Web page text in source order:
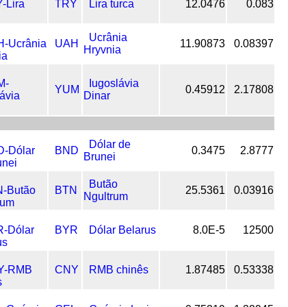
TRY Lira turca 12.0476 0.083
UAH
Ucrânia
Hryvnia
11.90873 0.08397
YUM
Iugoslávia
Dinar
0.45912 2.17808
BND
Dólar de
Brunei
0.3475 2.8777
BTN
Butão
Ngultrum
25.5361 0.03916
BYR Dólar Belarus 8.0E-5 12500
CNY RMB chinês 1.87485 0.53338